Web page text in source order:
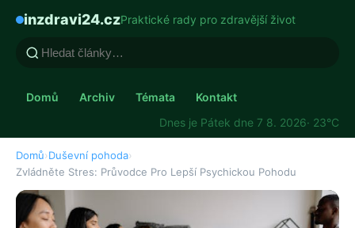
inzdravi24.czPraktické rady pro zdravější život
Domů Archiv Témata
Kontakt
Dnes je Pátek dne 7 8. 2026· 23°C
Domů›Duševní pohoda›
Zvládněte Stres: Průvodce Pro Lepší Psychickou Pohodu